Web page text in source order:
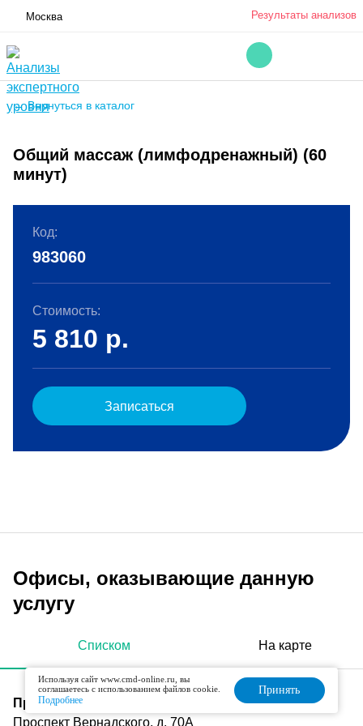
Москва Результаты анализов
← Вернуться в каталог
Общий массаж (лимфодренажный) (60
минут)
Код:
983060
Стоимость:
5 810 р.
Записаться
Офисы, оказывающие данную
услугу
Списком На карте
Проспект Вернадского
Проспект Вернадского, д. 70А
Используя сайт www.cmd-online.ru, вы
соглашаетесь с использованием файлов cookie.
Подробнее
Принять